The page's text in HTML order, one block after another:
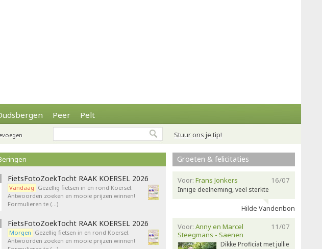
Peer Pelt
Stuur ons je tip!
FietsFotoZoekTocht RAAK KOERSEL 2026
Vandaag Gezellig fietsen in en rond Koersel.
Antwoorden zoeken en mooie prijzen winnen!
Formulieren te (…)
FietsFotoZoekTocht RAAK KOERSEL 2026
Morgen Gezellig fietsen in en rond Koersel.
Antwoorden zoeken en mooie prijzen winnen!
Groeten & felicitaties
16/07
Voor: Frans Jonkers
Innige deelneming, veel sterkte
Hilde Vandenbon
11/07
Voor: Anny en Marcel
Steegmans - Saenen
Dikke Proficiat met jullie